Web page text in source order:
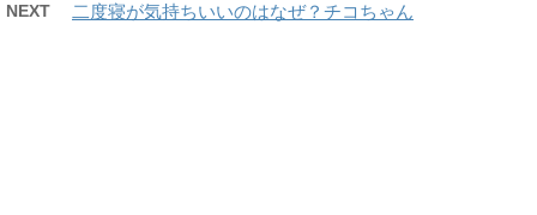
NEXT 二度寝が気持ちいいのはなぜ？チコちゃん